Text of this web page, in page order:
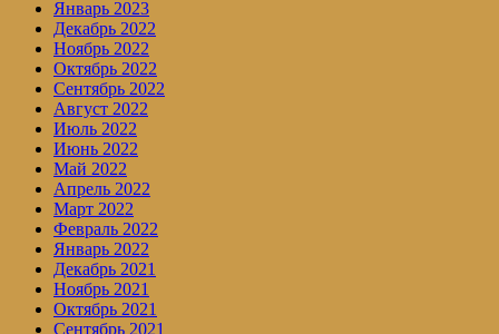
Январь 2023
Декабрь 2022
Ноябрь 2022
Октябрь 2022
Сентябрь 2022
Август 2022
Июль 2022
Июнь 2022
Май 2022
Апрель 2022
Март 2022
Февраль 2022
Январь 2022
Декабрь 2021
Ноябрь 2021
Октябрь 2021
Сентябрь 2021